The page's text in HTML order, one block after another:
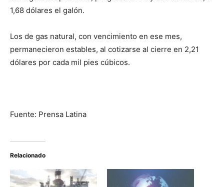
1,68 dólares el galón.
Los de gas natural, con vencimiento en ese mes,
permanecieron estables, al cotizarse al cierre en 2,21
dólares por cada mil pies cúbicos.
Fuente: Prensa Latina
Relacionado